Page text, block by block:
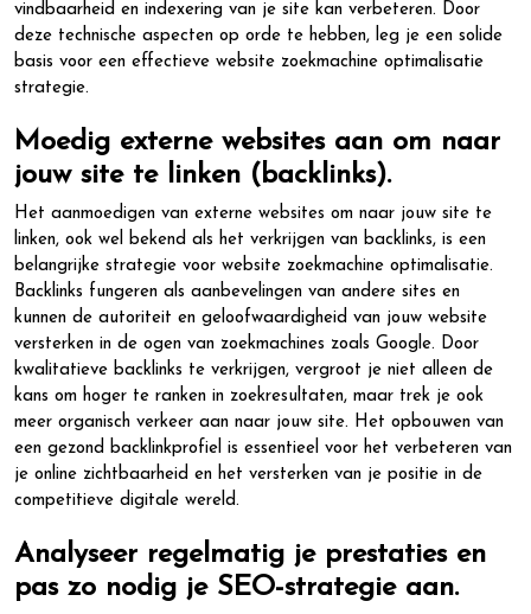
vindbaarheid en indexering van je site kan verbeteren. Door
deze technische aspecten op orde te hebben, leg je een solide
basis voor een effectieve website zoekmachine optimalisatie
strategie.
Moedig externe websites aan om naar
jouw site te linken (backlinks).
Het aanmoedigen van externe websites om naar jouw site te
linken, ook wel bekend als het verkrijgen van backlinks, is een
belangrijke strategie voor website zoekmachine optimalisatie.
Backlinks fungeren als aanbevelingen van andere sites en
kunnen de autoriteit en geloofwaardigheid van jouw website
versterken in de ogen van zoekmachines zoals Google. Door
kwalitatieve backlinks te verkrijgen, vergroot je niet alleen de
kans om hoger te ranken in zoekresultaten, maar trek je ook
meer organisch verkeer aan naar jouw site. Het opbouwen van
een gezond backlinkprofiel is essentieel voor het verbeteren van
je online zichtbaarheid en het versterken van je positie in de
competitieve digitale wereld.
Analyseer regelmatig je prestaties en
pas zo nodig je SEO-strategie aan.